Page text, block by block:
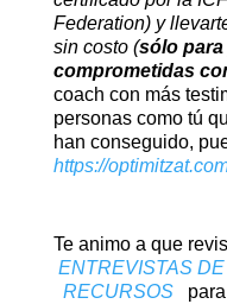
Federation) y
sin costo (sólo
comprometidas
coach con más
personas como tú
han conseguido,
https://
Te animo a que
ENTREVISTAS
RECURSOS